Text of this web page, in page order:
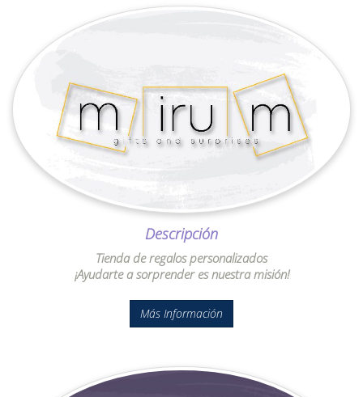
Descripción
Tienda de regalos personalizados
¡Ayudarte a sorprender es nuestra misión!
Más Información